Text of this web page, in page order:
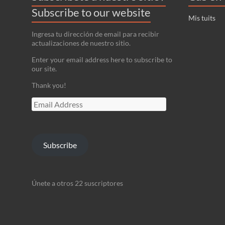
Subscribe to our website
Ingresa tu dirección de email para recibir
actualizaciones de nuestro sitio.
Enter your email address here to subscribe to
our site.
Thank you!
Email
Address
Subscribe
Únete a otros 22 suscriptores
Mis tuits